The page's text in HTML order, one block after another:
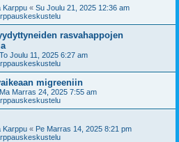
Karppu « Su Joulu 21, 2025 12:36 am
rasvahappojen
To Joulu 11, 2025 6:27 am
migreeniin
Ma Marras 24, 2025 7:55 am
Karppu « Pe Marras 14, 2025 8:21 pm